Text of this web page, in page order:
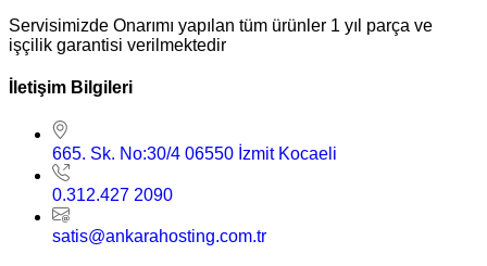
Servisimizde Onarımı yapılan tüm ürünler 1 yıl parça ve
işçilik garantisi verilmektedir
İletişim Bilgileri
665. Sk. No:30/4 06550 İzmit Kocaeli
0.312.427 2090
satis@ankarahosting.com.tr